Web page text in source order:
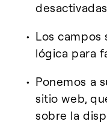
Los campos
lógica para
Ponemos a
sitio web,
sobre la